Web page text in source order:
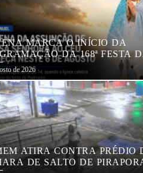
MARCA O INÍCIO DA
DA 168ª FESTA
DE NOSSA SENHORA
DE SÃO MANUEL
de 2026
ATIRA CONTRA PRÉDIO
DE SALTO DE